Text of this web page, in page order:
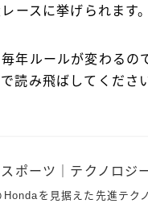
ースに挙げられます。
年ルールが変わるの
読み飛ばしてくださ
ポーツ｜テクノロジ
Hondaを見据えた先進テク